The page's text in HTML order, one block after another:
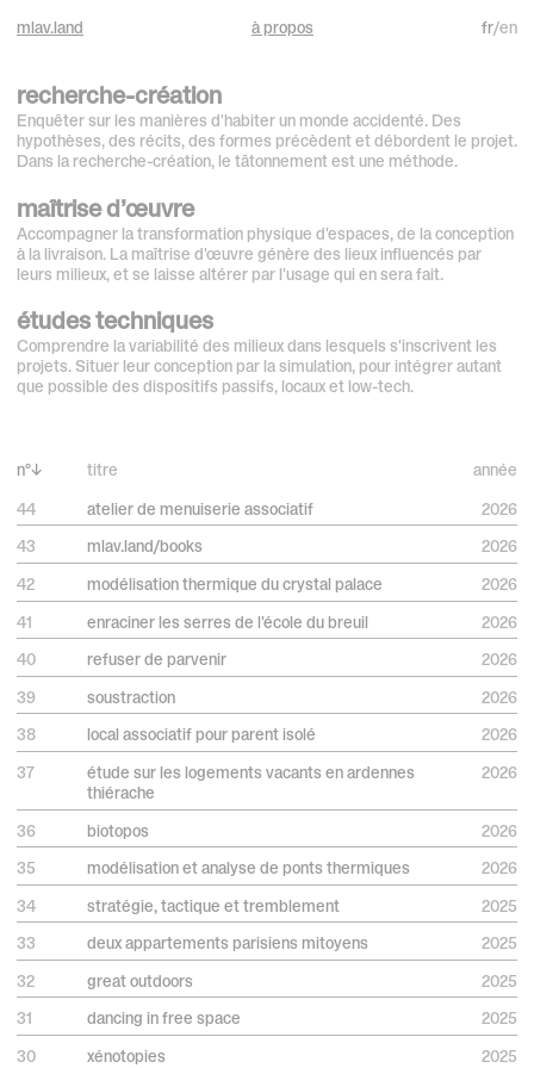
mlav.land à propos fr/en
recherche-création
Enquêter sur les manières d'habiter un monde accidenté. Des
hypothèses, des récits, des formes précèdent et débordent le projet.
Dans la recherche-création, le tâtonnement est une méthode.
maîtrise d’œuvre
Accompagner la transformation physique d'espaces, de la conception
à la livraison. La maîtrise d'œuvre génère des lieux influencés par
leurs milieux, et se laisse altérer par l'usage qui en sera fait.
études techniques
Comprendre la variabilité des milieux dans lesquels s'inscrivent les
projets. Situer leur conception par la simulation, pour intégrer autant
que possible des dispositifs passifs, locaux et low-tech.
n°↓ titre année
44 atelier de menuiserie associatif 2026
01
© Maud Lévy
© Maud Lévy
43 mlav.land/books 2026
Type
Base de données de livres
Date
Mise en ligne publique en juillet 2026
42 modélisation thermique du crystal palace 2026
01 02
The Crystal Palace : Thermal Modeling of an Iconic Building
41 enraciner les serres de l'école du breuil 2026
01 02 03
Limites Planétaires
40 refuser de parvenir 2026
39 soustraction 2026
01 02 03
Subtraction
38 local associatif pour parent isolé 2026
01
02
37
étude sur les logements vacants en ardennes
thiérache
2026
01
© Adèle Grzesiak
02 03
36 biotopos 2026
35 modélisation et analyse de ponts thermiques 2026
34 stratégie, tactique et tremblement 2025
01
33 deux appartements parisiens mitoyens 2025
32 great outdoors 2025
31 dancing in free space 2025
30 xénotopies 2025